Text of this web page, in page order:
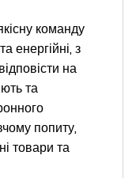
команду
енергійні, з
на
та
попиту,
товари та